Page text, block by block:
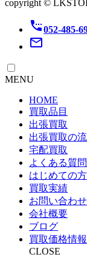
copyright ©
settings_phone052-485-
mail_outline
MENU
HOME
買取品目
出張買取
出張買取の
宅配買取
よくある質問
はじめての
買取実績
お問い合わせ
会社概要
ブログ
買取価格情報
CLOSE